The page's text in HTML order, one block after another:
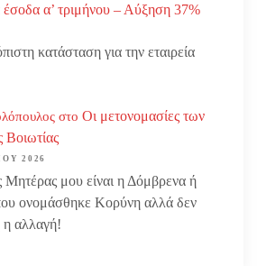
α’ τριμήνου – Αύξηση 37%
κατάσταση για την εταιρεία
στο Οι μετονομασίες των
Βοιωτίας
2026
Μητέρας μου είναι η Δόμβρενα ή
ονομάσθηκε Κορύνη αλλά δεν
η αλλαγή!